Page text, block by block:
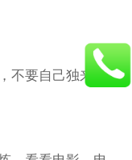
不要自己独来独